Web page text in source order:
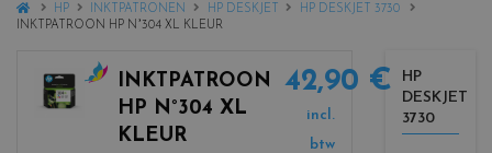
HOME
HP INKTPATRONEN HP DESKJET
HP DESKJET 3730
INKTPATROON HP N°304 XL KLEUR
INKTPATROON
HP N°304 XL
KLEUR
42,90 €
incl.
btw
HP
DESKJET
3730